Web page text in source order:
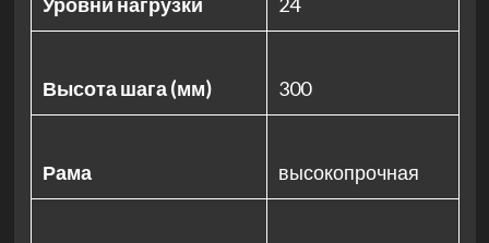
Высота шага (мм) 300
Рама высокопрочная